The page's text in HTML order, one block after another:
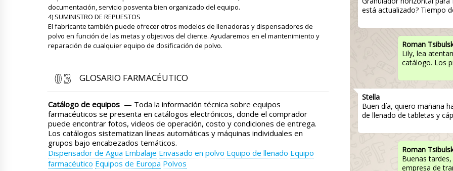
documentación, servicio posventa bien organizado del equipo.
4) SUMINISTRO DE REPUESTOS
El fabricante también puede ofrecer otros modelos de llenadoras y dispensadores de
polvo en función de las metas y objetivos del cliente. Ayudaremos en el mantenimiento y
reparación de cualquier equipo de dosificación de polvo.
GLOSARIO FARMACÉUTICO
Catálogo de equipos — Toda la información técnica sobre equipos
farmacéuticos se presenta en catálogos electrónicos, donde el comprador
puede encontrar fotos, videos de operación, costo y condiciones de entrega.
Los catálogos sistematizan líneas automáticas y máquinas individuales en
grupos bajo encabezados temáticos.
Dispensador de Agua Embalaje Envasado en polvo Equipo de llenado Equipo
farmacéutico Equipos de Europa Polvos
está actualizado? Tiempo
Roman
Lily, lea
catálogo. Los
Stella
Buen día, quiero mañana
de llenado de tabletas y
Roman
Buenas
empresa de